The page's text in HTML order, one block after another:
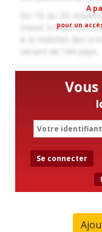
A
pour un
Se connecter